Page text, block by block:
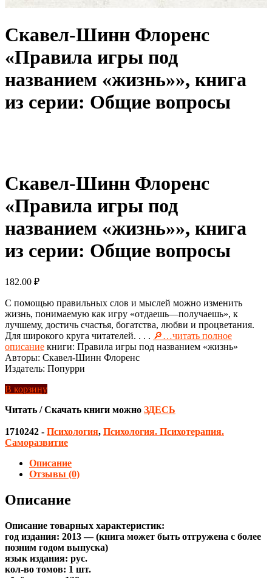
Скавел-Шинн Флоренс
«Правила игры под
названием «жизнь»», книга
из серии: Общие вопросы
Скавел-Шинн Флоренс
«Правила игры под
названием «жизнь»», книга
из серии: Общие вопросы
182.00 ₽
С помощью правильных слов и мыслей можно изменить
жизнь, понимаемую как игру «отдаешь—получаешь», к
лучшему, достичь счастья, богатства, любви и процветания.
Для широкого круга читателей. . . . 🔎…читать полное
описание книги: Правила игры под названием «жизнь»
Авторы: Скавел-Шинн Флоренс
Издатель: Попурри
В корзину
Читать / Скачать книги можно ЗДЕСЬ
1710242 - Психология, Психология. Психотерапия.
Саморазвитие
Описание
Отзывы (0)
Описание
Описание товарных характеристик:
год издания: 2013 — (книга может быть отгружена c более
позним годом выпуска)
язык издания: рус.
кол-во томов: 1 шт.